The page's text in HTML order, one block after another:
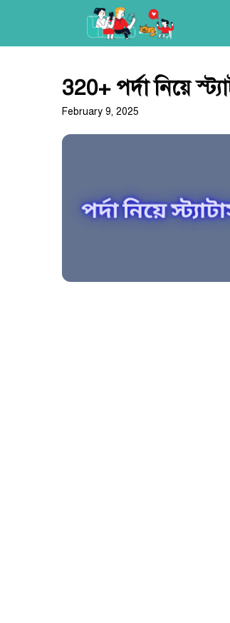
content
320+ পর্দা নিয়ে
February 9, 2025